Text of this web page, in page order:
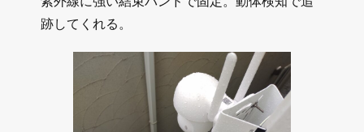
跡してくれる。